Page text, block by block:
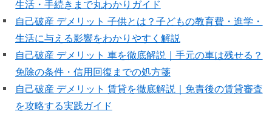
生活・手続きまで丸わかりガイド
自己破産 デメリット 子供とは？子どもの教育費・進学・
生活に与える影響をわかりやすく解説
自己破産 デメリット 車を徹底解説｜手元の車は残せる？
免除の条件・信用回復までの処方箋
自己破産 デメリット 賃貸を徹底解説｜免責後の賃貸審査
を攻略する実践ガイド